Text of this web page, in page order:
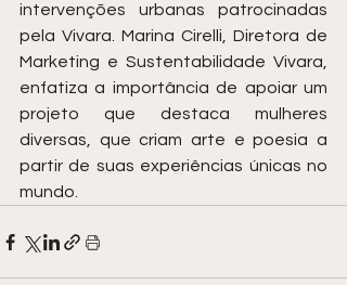
intervenções urbanas patrocinadas
pela Vivara. Marina Cirelli, Diretora de
Marketing e Sustentabilidade Vivara,
enfatiza a importância de apoiar um
projeto que destaca mulheres
diversas, que criam arte e poesia a
partir de suas experiências únicas no
mundo.